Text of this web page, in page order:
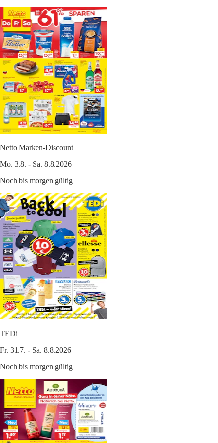
Netto Marken-Discount
Mo. 3.8. - Sa. 8.8.2026
Noch bis morgen gültig
TEDi
Fr. 31.7. - Sa. 8.8.2026
Noch bis morgen gültig